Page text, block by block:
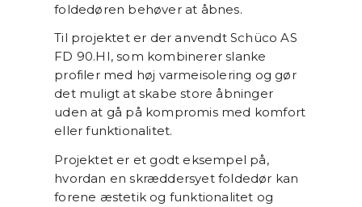
foldedøren behøver at åbnes.
Til projektet er der anvendt Schüco AS
FD 90.HI, som kombinerer slanke
profiler med høj varmeisolering og gør
det muligt at skabe store åbninger
uden at gå på kompromis med komfort
eller funktionalitet.
Projektet er et godt eksempel på,
hvordan en skræddersyet foldedør kan
forene æstetik og funktionalitet og